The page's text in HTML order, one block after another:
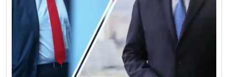
Коментар*